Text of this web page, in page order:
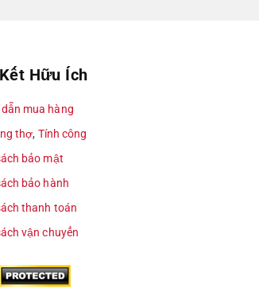
725.000
xác chi phí, quý khách
tại nhà máy ở Việt
Austdoor, nhôm Xingfa
Hữu Ích
mua hàng
thợ, Tính công
bảo mật
bảo hành
thanh toán
vận chuyển